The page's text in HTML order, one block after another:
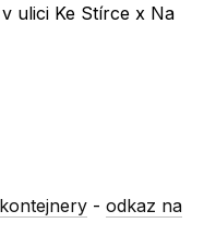
ulici Ke Stírce x Na
kontejnery -odkaz na